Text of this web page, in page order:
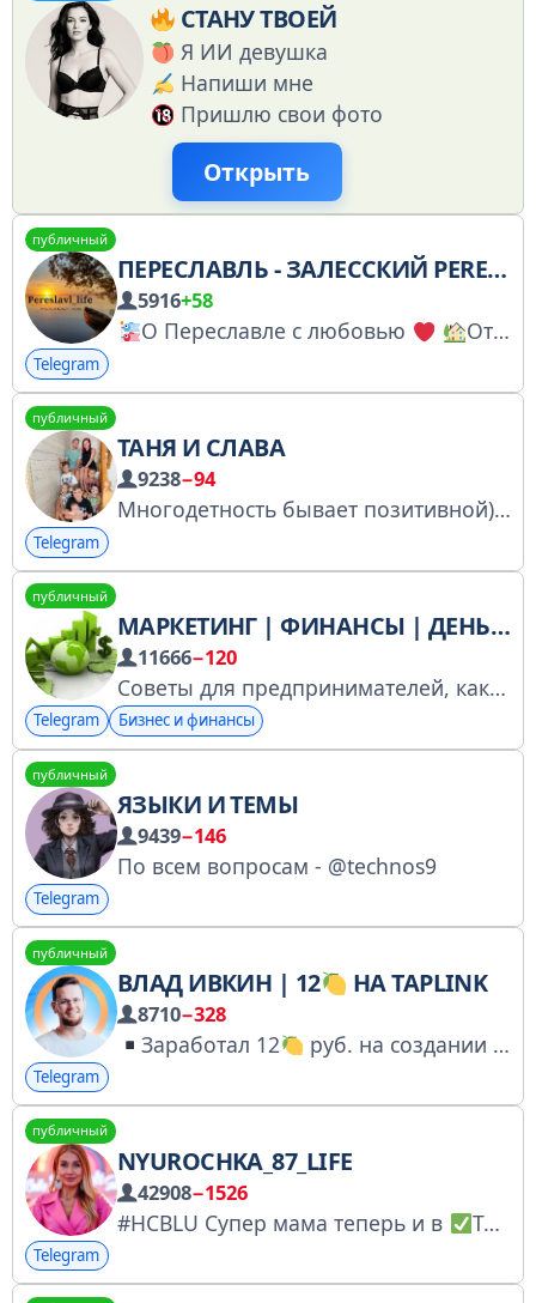
СТАНУ ТВОЕЙ
Я ИИ девушка
Напиши мне
Пришлю свои фото
Открыть
публичный
ПЕРЕСЛАВЛЬ - ЗАЛЕССКИЙ PERESLAVL_LIFE
5916+58
О Переславле с любовью Отели и гостевые дома
Telegram
публичный
ТАНЯ И СЛАВА
9238−94
Многодетность бывает позитивной) канал блога https://youtube.com/@Tanya_i_Slava Мы в ВК https://vk.com/tanya_i_slava Рекламодателю: сотрудничество: @AnnaMarketolog91 Других менеджеров нет
Telegram
публичный
МАРКЕТИНГ | ФИНАНСЫ | ДЕНЬГИ
11666−120
Советы для предпринимателей, как распоряжаться финансами, куда вложить деньги и как открыть свое дело По рекламе пишите @dinara_chis Зарегистрирован в РКН: https://www.gosuslugi.ru/snet/679e9ea19eb1332412229265
Telegram Бизнес и финансы
публичный
ЯЗЫКИ И ТЕМЫ
9439−146
По всем вопросам - @technos9
Telegram
публичный
ВЛАД ИВКИН | 12 НА TAPLINK
8710−328
Заработал 12 руб. на создании Taplink
Telegram
публичный
NYUROCHKA_87_LIFE
42908−1526
#HCBLU Супер мама теперь и в Telegram Публично о личном и то, что не пойдет в инсту
Telegram